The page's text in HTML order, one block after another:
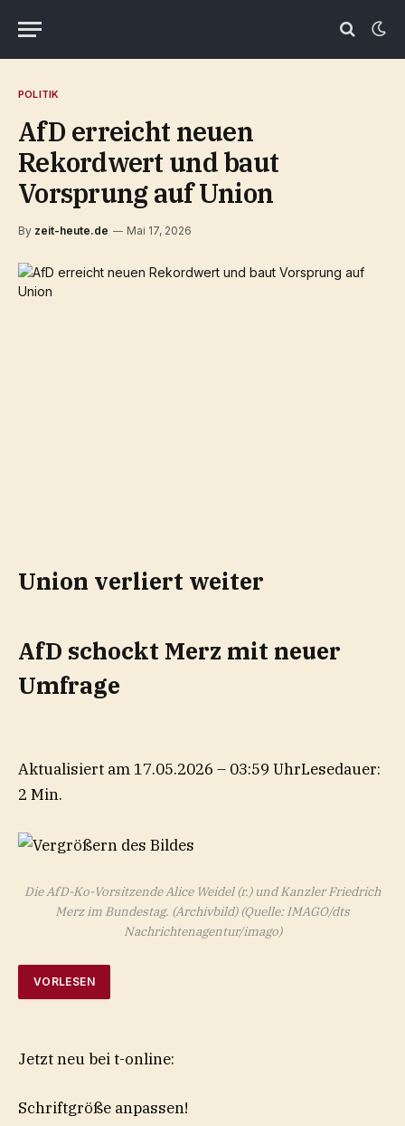
POLITIK
AfD erreicht neuen
Rekordwert und baut
Vorsprung auf Union
By zeit-heute.de Mai 17, 2026
Union verliert weiter
AfD schockt Merz mit neuer
Umfrage
Aktualisiert am 17.05.2026 – 03:59 UhrLesedauer:
2 Min.
Die AfD-Ko-Vorsitzende Alice Weidel (r.) und Kanzler Friedrich
Merz im Bundestag. (Archivbild)(Quelle: IMAGO/dts
Nachrichtenagentur/imago)
VORLESEN
Jetzt neu bei t-online:
Schriftgröße anpassen!